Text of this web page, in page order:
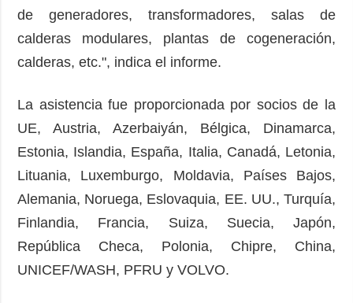
de generadores, transformadores, salas de
calderas modulares, plantas de cogeneración,
calderas, etc.", indica el informe.
La asistencia fue proporcionada por socios de la
UE, Austria, Azerbaiyán, Bélgica, Dinamarca,
Estonia, Islandia, España, Italia, Canadá, Letonia,
Lituania, Luxemburgo, Moldavia, Países Bajos,
Alemania, Noruega, Eslovaquia, EE. UU., Turquía,
Finlandia, Francia, Suiza, Suecia, Japón,
República Checa, Polonia, Chipre, China,
UNICEF/WASH, PFRU y VOLVO.